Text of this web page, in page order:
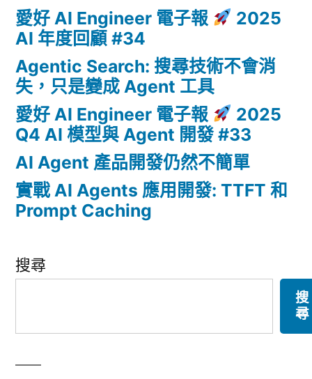
愛好 AI Engineer 電子報
2025
AI 年度回顧 #34
Agentic Search: 搜尋技術不會消
失，只是變成 Agent 工具
愛好 AI Engineer 電子報
2025
Q4 AI 模型與 Agent 開發 #33
AI Agent 產品開發仍然不簡單
實戰 AI Agents 應用開發: TTFT 和
Prompt Caching
搜尋
搜
尋